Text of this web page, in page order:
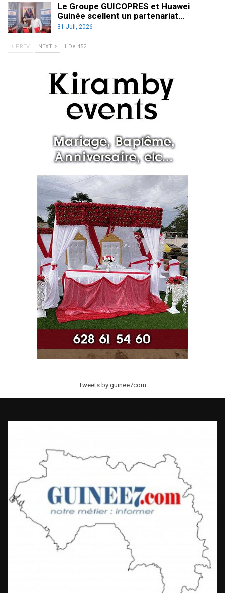
Le Groupe GUICOPRES et Huawei
Guinée scellent un partenariat…
31 Juil, 2026
PREV NEXT 1 De 452
Tweets by guinee7com